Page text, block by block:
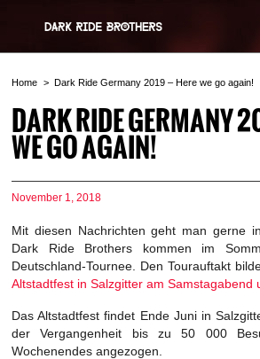
Home Dark Ride Germany 2019 – Here we go again!
DARK RIDE GERMANY
WE GO AGAIN!
November 1, 2018
Mit diesen Nachrichten geht man gerne
Dark Ride Brothers kommen im
Deutschland-Tournee. Den Tourauftakt
Altstadtfest in Salzgitter am Samstagabend
Das Altstadtfest findet Ende Juni in
der Vergangenheit bis zu 50 000
Wochenendes angezogen.